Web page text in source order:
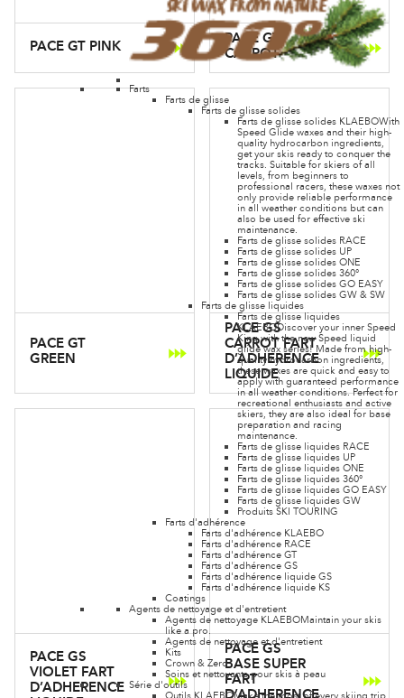
Farts
Farts de glisse
Farts de glisse solides
Farts de glisse solides KLAEBOWith
Speed Glide waxes and their high-
quality hydrocarbon ingredients,
get your skis ready to conquer the
tracks. Suitable for skiers of all
levels, from beginners to
professional racers, these waxes not
only provide reliable performance
in all weather conditions but can
also be used for effective ski
maintenance.
Farts de glisse solides RACE
Farts de glisse solides UP
Farts de glisse solides ONE
Farts de glisse solides 360°
Farts de glisse solides GO EASY
Farts de glisse solides GW & SW
Farts de glisse liquides
Farts de glisse liquides
KLAEBODiscover your inner Speed
King with the new Speed liquid
glide wax series! Made from high-
quality hydrocarbon ingredients,
these waxes are quick and easy to
apply with guaranteed performance
in all weather conditions. Perfect for
recreational enthusiasts and active
skiers, they are also ideal for base
preparation and racing
maintenance.
Farts de glisse liquides RACE
Farts de glisse liquides UP
Farts de glisse liquides ONE
Farts de glisse liquides 360°
Farts de glisse liquides GO EASY
Farts de glisse liquides GW
Produits SKI TOURING
Farts d'adhérence
Farts d'adhérence KLAEBO
Farts d'adhérence RACE
Farts d'adhérence GT
Farts d'adhérence GS
Farts d'adhérence liquide GS
Farts d'adhérence liquide KS
Coatings
Agents de nettoyage et d'entretient
Agents de nettoyage KLAEBOMaintain your skis
like a pro.
Agents de nettoyage et d'entretient
Kits
Crown & Zero
Soins et nettoyants pour skis à peau
Série d'outils
Outils KLAEBOMake the most of every skiing trip,
PACE GT PINK
PACE GT
CARROT
PACE GT
GREEN
PACE GS
CARROT FART
D’ADHERENCE
LIQUIDE
PACE GS
VIOLET FART
D’ADHERENCE
PACE GS
BASE SUPER
FART
D’ADHERENCE